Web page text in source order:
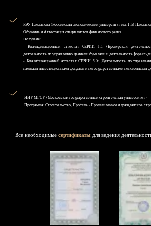
РЭУ Плеханова (Российский экономический университет им. Г.В.
Обучение и Аттестация специалистов финансового рынка
Получены:
- Квалификационный аттестат СЕРИИ 1.0: (Брокерская
деятельность по управлению ценными бумагами и деятельность форекс-
- Квалификационный аттестат СЕРИИ 5.0: (Деятельность по
паевыми инвестиционными фондами и негосударственными пенсионными
НИУ MГСУ (Московский государственный строительный университет)
Программа: Строительство, Профиль «Промышленное и гражданское
Все необходимые сертификаты для ведения